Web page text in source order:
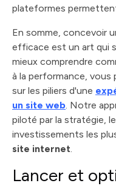
plateformes
En somme, concevoir
efficace est un art qui
mieux comprendre
à la performance, vous
sur les piliers d'une
un site web. Notre
piloté par la stratégie,
investissements les
site internet.
Lancer et